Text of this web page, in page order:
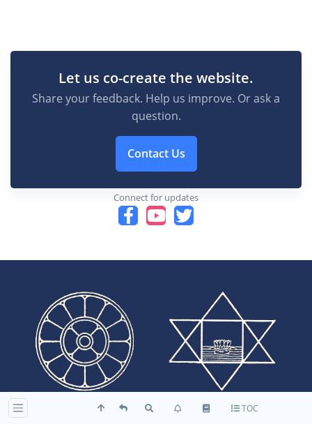
TOC
Let us co-create the website.
Share your feedback. Help us improve. Or ask a
question.
Contact Us
Connect for updates